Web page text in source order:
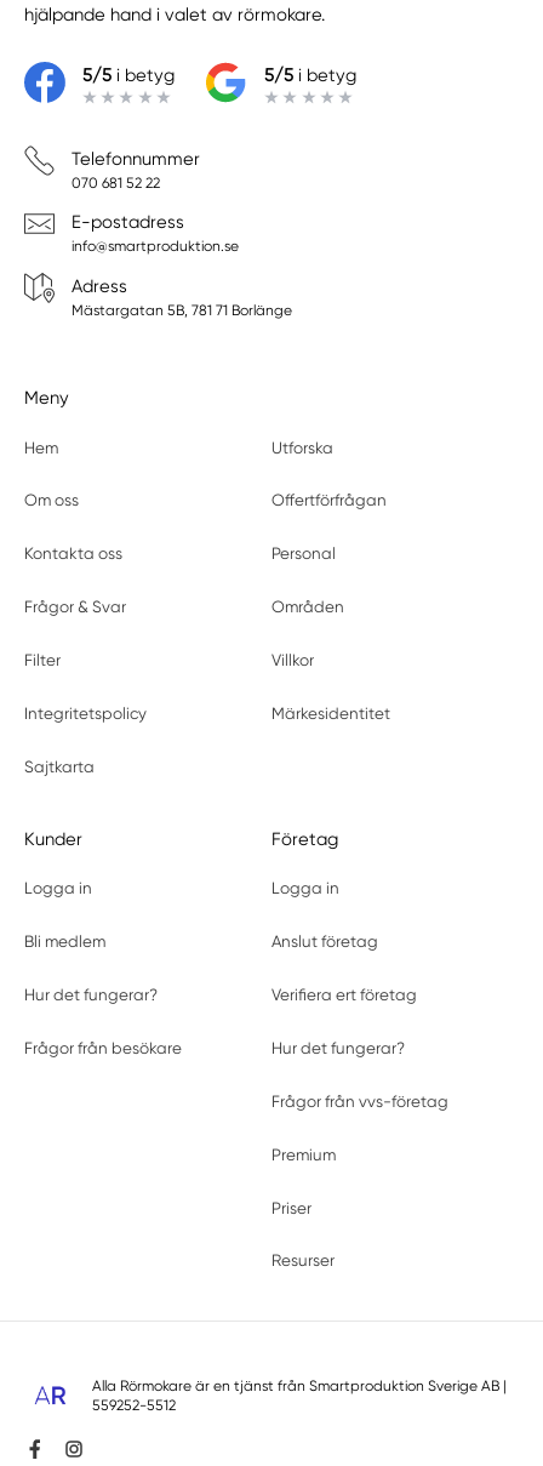
hjälpande hand i valet av rörmokare.
5/5i betyg 5/5i betyg
Telefonnummer
070 681 52 22
E-postadress
info@smartproduktion.se
Adress
Mästargatan 5B, 781 71 Borlänge
Meny
Hem Utforska
Om oss Offertförfrågan
Kontakta oss Personal
Frågor & Svar Områden
Filter Villkor
Integritetspolicy Märkesidentitet
Sajtkarta
Kunder
Logga in
Bli medlem
Hur det fungerar?
Frågor från besökare
Företag
Logga in
Anslut företag
Verifiera ert företag
Hur det fungerar?
Frågor från vvs-företag
Premium
Priser
Resurser
Alla Rörmokare är en tjänst frånSmartproduktion Sverige AB |
559252-5512